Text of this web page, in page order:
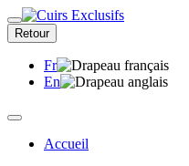
Retour
Fr
En
Accueil